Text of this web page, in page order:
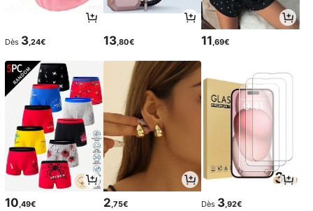
Dès 3,24€ 13,80€ 11,69€
10,49€ 2,75€ Dès 3,92€